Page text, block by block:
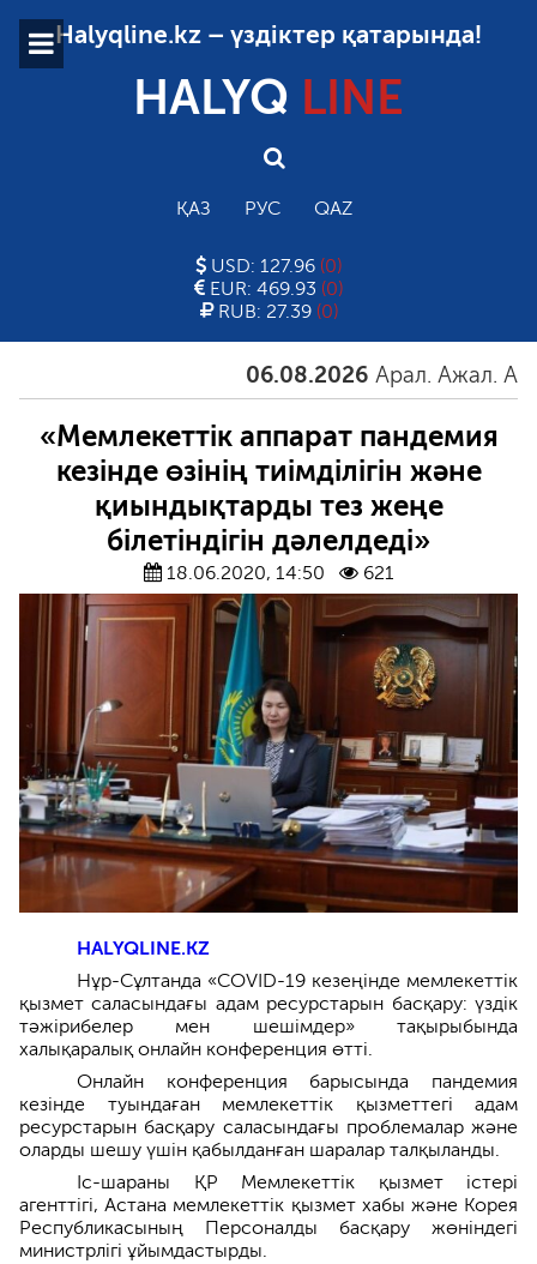
Halyqline.kz – үздіктер қатарында!
HALYQ LINE
ҚАЗ РУС QAZ
USD: 127.96 (0)
EUR: 469.93 (0)
RUB: 27.39 (0)
06.08.2026 Арал. Ажал. Айғақ
«Мемлекеттік аппарат пандемия
кезінде өзінің тиімділігін және
қиындықтарды тез жеңе
білетіндігін дәлелдеді»
18.06.2020, 14:50 621
HALYQLINE.KZ
Нұр-Сұлтанда «COVID-19 кезеңінде мемлекеттік
қызмет саласындағы адам ресурстарын басқару: үздік
тәжірибелер мен шешімдер» тақырыбында
халықаралық онлайн конференция өтті.
Онлайн конференция барысында пандемия
кезінде туындаған мемлекеттік қызметтегі адам
ресурстарын басқару саласындағы проблемалар және
оларды шешу үшін қабылданған шаралар талқыланды.
Іс-шараны ҚР Мемлекеттік қызмет істері
агенттігі, Астана мемлекеттік қызмет хабы және Корея
Республикасының Персоналды басқару жөніндегі
министрлігі ұйымдастырды.